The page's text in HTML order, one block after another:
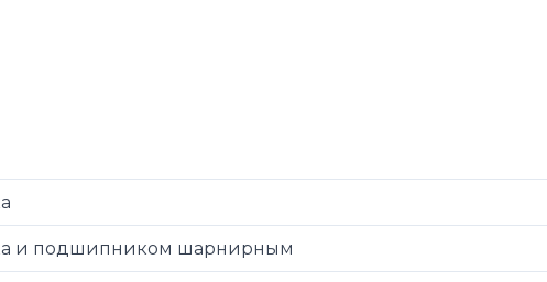
и подшипником шарнирным